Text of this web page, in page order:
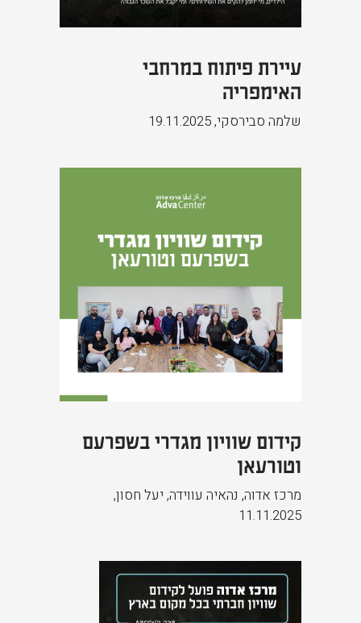
עיירת פיתוח במרחבי
האימפריה
שלמה סבירסקי,
19.11.2025
קידום שוויון מגדרי בשפרעם
וטורעאן
מרכז אדוה, נהאיה עווידה, יעל חסון,
11.11.2025